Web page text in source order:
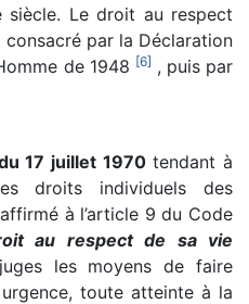
siècle. Le droit au respect
par la Déclaration
de 1948 [6] , puis par
17 juillet 1970tendant à
droits individuels des
à l’article 9 du Code
au respect de sa vie
les moyens de faire
toute atteinte à la